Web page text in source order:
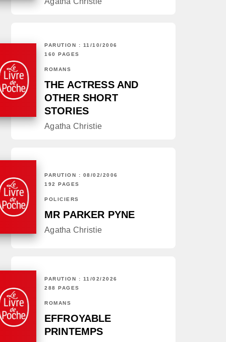
PARUTION : 11/10/2006
160 PAGES
ROMANS
THE ACTRESS AND
OTHER SHORT
STORIES
Agatha Christie
PARUTION : 08/02/2006
192 PAGES
POLICIERS
MR PARKER PYNE
Agatha Christie
PARUTION : 11/02/2026
288 PAGES
ROMANS
EFFROYABLE
PRINTEMPS